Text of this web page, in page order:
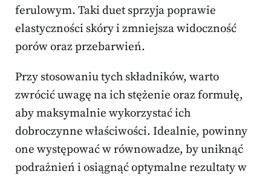
ferulowym. Taki duet sprzyja poprawie
elastyczności skóry i zmniejsza widoczność
porów oraz przebarwień.
Przy stosowaniu tych składników, warto
zwrócić uwagę na ich stężenie oraz formułę,
aby maksymalnie wykorzystać ich
dobroczynne właściwości. Idealnie, powinny
one występować w równowadze, by uniknąć
podrażnień i osiągnąć optymalne rezultaty w